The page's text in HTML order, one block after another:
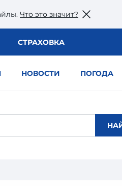
Что это значит?
СТРАХОВКА
НОВОСТИ ПОГОДА